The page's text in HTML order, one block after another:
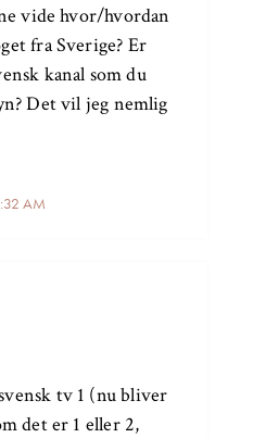
AM
vide hvor/hvordan
fra Sverige? Er
kanal som du
Det vil jeg nemlig
tv 1 (nu bliver
det er 1 eller 2,